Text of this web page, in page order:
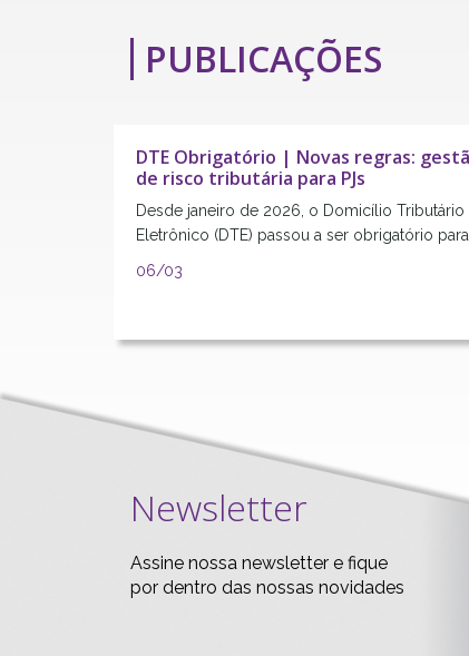
PUBLICAÇÕES
DTE Obrigatório | Novas regras:
de risco tributária para PJs
Desde janeiro de 2026, o Domicílio Tributário
Eletrônico (DTE) passou a ser obrigatório para...
06/03
Newsletter
Assine nossa newsletter e fique
por dentro das nossas novidades